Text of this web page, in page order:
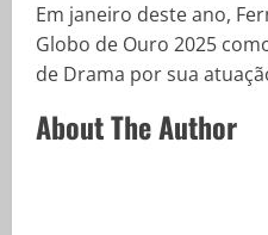
Em janeiro deste ano,
Globo de Ouro 2025
de Drama por sua
About The Author